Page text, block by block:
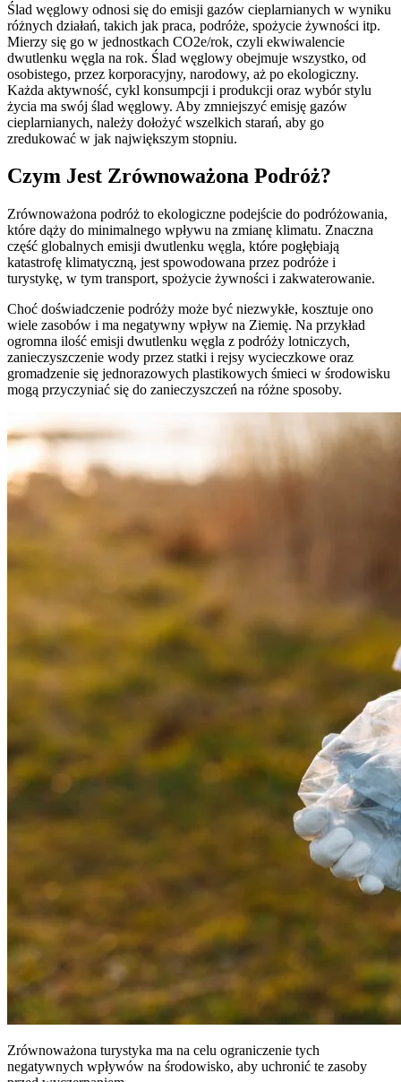
Ślad węglowy odnosi się do emisji gazów cieplarnianych w wyniku
różnych działań, takich jak praca, podróże, spożycie żywności itp.
Mierzy się go w jednostkach CO2e/rok, czyli ekwiwalencie
dwutlenku węgla na rok. Ślad węglowy obejmuje wszystko, od
osobistego, przez korporacyjny, narodowy, aż po ekologiczny.
Każda aktywność, cykl konsumpcji i produkcji oraz wybór stylu
życia ma swój ślad węglowy. Aby zmniejszyć emisję gazów
cieplarnianych, należy dołożyć wszelkich starań, aby go
zredukować w jak największym stopniu.
Czym Jest Zrównoważona Podróż?
Zrównoważona podróż to ekologiczne podejście do podróżowania,
które dąży do minimalnego wpływu na zmianę klimatu. Znaczna
część globalnych emisji dwutlenku węgla, które pogłębiają
katastrofę klimatyczną, jest spowodowana przez podróże i
turystykę, w tym transport, spożycie żywności i zakwaterowanie.
Choć doświadczenie podróży może być niezwykłe, kosztuje ono
wiele zasobów i ma negatywny wpływ na Ziemię. Na przykład
ogromna ilość emisji dwutlenku węgla z podróży lotniczych,
zanieczyszczenie wody przez statki i rejsy wycieczkowe oraz
gromadzenie się jednorazowych plastikowych śmieci w środowisku
mogą przyczyniać się do zanieczyszczeń na różne sposoby.
Zrównoważona turystyka ma na celu ograniczenie tych
negatywnych wpływów na środowisko, aby uchronić te zasoby